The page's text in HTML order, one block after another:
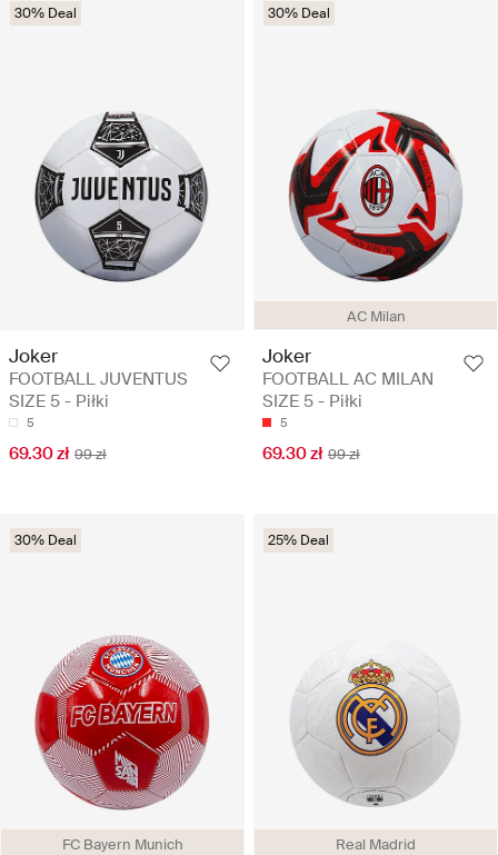
30% Deal
Joker
FOOTBALL JUVENTUS
SIZE 5 - Piłki
5
69.30 zł 99 zł
AC Milan
30% Deal
Joker
FOOTBALL AC MILAN
SIZE 5 - Piłki
5
69.30 zł 99 zł
FC Bayern Munich
30% Deal
Real Madrid
25% Deal